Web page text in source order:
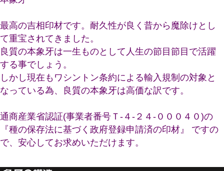
最高の吉相印材です。耐久性が良く昔から魔除けとし
て重宝されてきました。
良質の本象牙は一生ものとして人生の節目節目で活躍
する事でしょう。
しかし現在もワシントン条約による輸入規制の対象と
なっている為、良質の本象牙は高価な訳です。
通商産業省認証(事業者番号Ｔ-４-２４-０００４０)の
『種の保存法に基づく政府登録申請済の印材』 ですの
で、安心してお求めいただけます。